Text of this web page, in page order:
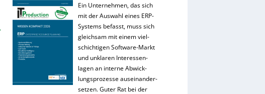
Ein Unternehmen, das sich
mit der Auswahl eines ERP-
Systems befasst, muss sich
gleichsam mit einem viel-
schichtigen Software-Markt
und unklaren Interessen-
lagen an interne Abwick-
lungsprozesse auseinander-
setzen. Guter Rat bei der